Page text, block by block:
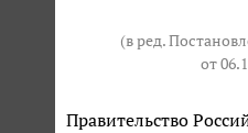
(в ред.
от
Правительство